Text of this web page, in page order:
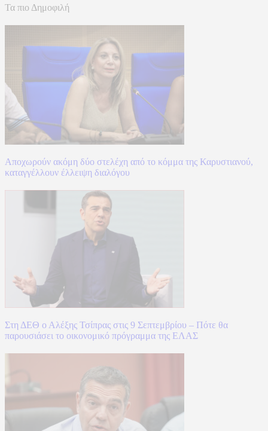
Τα πιο Δημοφιλή
Αποχωρούν ακόμη δύο στελέχη από το κόμμα της Καρυστιανού,
καταγγέλλουν έλλειψη διαλόγου
Στη ΔΕΘ ο Αλέξης Τσίπρας στις 9 Σεπτεμβρίου – Πότε θα
παρουσιάσει το οικονομικό πρόγραμμα της ΕΛΑΣ